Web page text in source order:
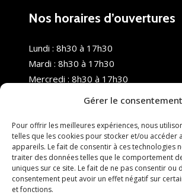
Gérer le consentement
Pour offrir les meilleures expériences, nous
telles que les cookies pour stocker et/ou accéder
appareils. Le fait de consentir à ces technologies
traiter des données telles que le comportement
uniques sur ce site. Le fait de ne pas consentir ou
consentement peut avoir un effet négatif sur
et fonctions.
Nos horaires d’ouvertures
Lundi : 8h30 à 17h30
Mardi : 8h30 à 17h30
Mercredi : 8h30 à 17h30
Samedi : Fermé
Dimanche : Fermé